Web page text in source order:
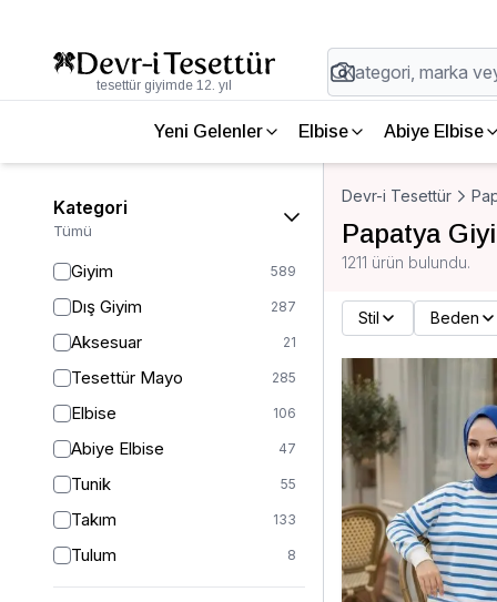
tesettür giyimde 12. yıl
Yeni Gelenler Elbise Abiye Elbise
Kategori
Tümü
Giyim 589
Dış Giyim 287
Aksesuar 21
Tesettür Mayo 285
Elbise 106
Abiye Elbise 47
Tunik 55
Takım 133
Tulum 8
Pantolon 148
Devr-i Tesettür
Papatya
1211 ürün bulundu.
Stil Beden